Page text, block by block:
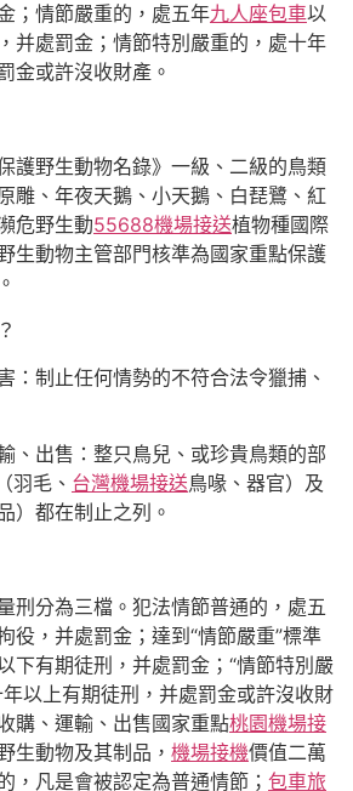
；情節嚴重的，處五年九人座包車以
并處罰金；情節特別嚴重的，處十年
金或許沒收財產。
護野生動物名錄》一級、二級的鳥類
雕、年夜天鵝、小天鵝、白琵鷺、紅
危野生動55688機場接送植物種國際
生動物主管部門核準為國家重點保護
：制止任何情勢的不符合法令獵捕、
、出售：整只鳥兒、或珍貴鳥類的部
羽毛、 台灣機場接送鳥喙、器官）及
）都在制止之列。
刑分為三檔。犯法情節普通的，處五
役，并處罰金；達到“情節嚴重”標準
下有期徒刑，并處罰金；“情節特別嚴
年以上有期徒刑，并處罰金或許沒收財
購、運輸、出售國家重點桃園機場接
生動物及其制品， 機場接機價值二萬
，凡是會被認定為普通情節； 包車旅